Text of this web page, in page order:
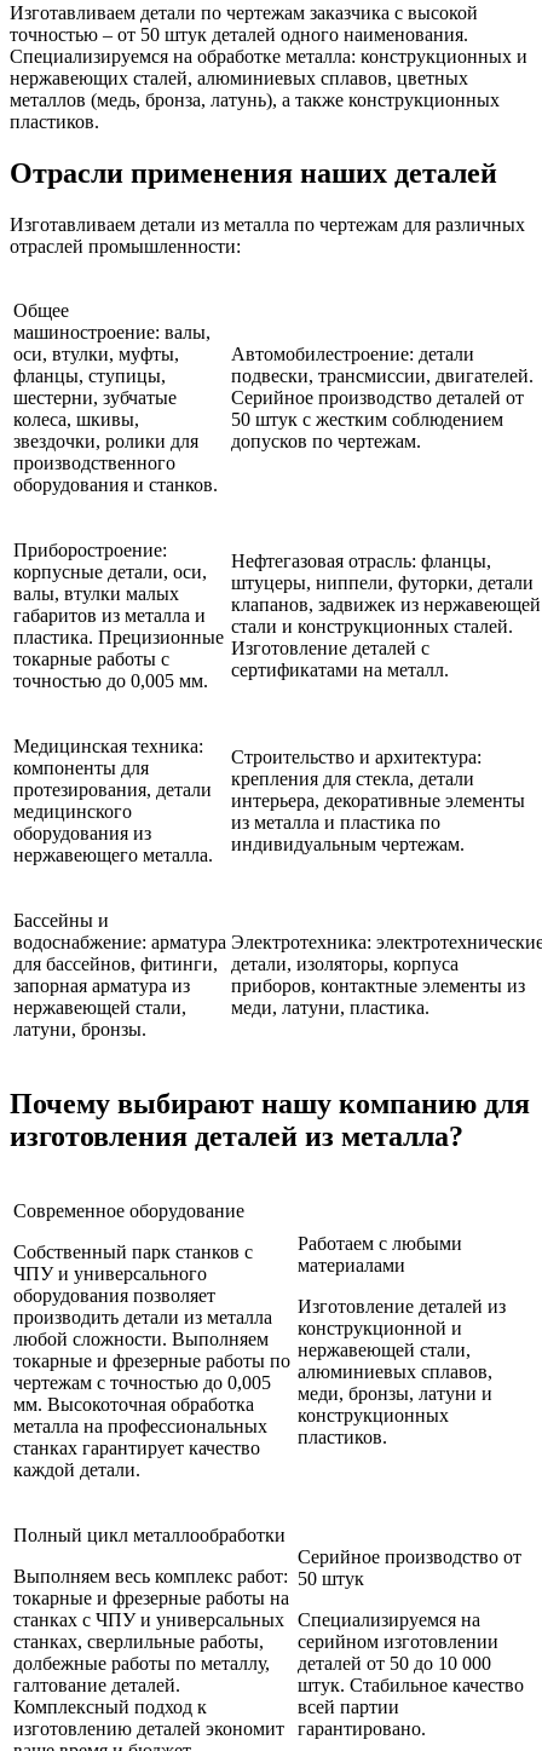
Изготавливаем детали по чертежам заказчика с высокой
точностью – от 50 штук деталей одного наименования.
Специализируемся на обработке металла: конструкционных и
нержавеющих сталей, алюминиевых сплавов, цветных
металлов (медь, бронза, латунь), а также конструкционных
пластиков.
Отрасли применения наших деталей
Изготавливаем детали из металла по чертежам для различных
отраслей промышленности:
Общее
машиностроение: валы,
оси, втулки, муфты,
фланцы, ступицы,
шестерни, зубчатые
колеса, шкивы,
звездочки, ролики для
производственного
оборудования и станков.
Автомобилестроение: детали
подвески, трансмиссии, двигателей.
Серийное производство деталей от
50 штук с жестким соблюдением
допусков по чертежам.
Приборостроение:
корпусные детали, оси,
валы, втулки малых
габаритов из металла и
пластика. Прецизионные
токарные работы с
точностью до 0,005 мм.
Нефтегазовая отрасль: фланцы,
штуцеры, ниппели, футорки, детали
клапанов, задвижек из нержавеющей
стали и конструкционных сталей.
Изготовление деталей с
сертификатами на металл.
Медицинская техника:
компоненты для
протезирования, детали
медицинского
оборудования из
нержавеющего металла.
Строительство и архитектура:
крепления для стекла, детали
интерьера, декоративные элементы
из металла и пластика по
индивидуальным чертежам.
Бассейны и
водоснабжение: арматура
для бассейнов, фитинги,
запорная арматура из
нержавеющей стали,
латуни, бронзы.
Электротехника:
детали, изоляторы, корпуса
приборов, контактные элементы из
меди, латуни, пластика.
Почему выбирают нашу компанию для
изготовления деталей из металла?
Современное оборудование
Собственный парк станков с
ЧПУ и универсального
оборудования позволяет
производить детали из металла
любой сложности. Выполняем
токарные и фрезерные работы по
чертежам с точностью до 0,005
мм. Высокоточная обработка
металла на профессиональных
станках гарантирует качество
каждой детали.
Работаем с любыми
материалами
Изготовление деталей из
конструкционной и
нержавеющей стали,
алюминиевых сплавов,
меди, бронзы, латуни и
конструкционных
пластиков.
Полный цикл металлообработки
Выполняем весь комплекс работ:
токарные и фрезерные работы на
станках с ЧПУ и универсальных
станках, сверлильные работы,
долбежные работы по металлу,
галтование деталей.
Комплексный подход к
изготовлению деталей экономит
Серийное производство от
50 штук
Специализируемся на
серийном изготовлении
деталей от 50 до 10 000
штук. Стабильное качество
всей партии
гарантировано.